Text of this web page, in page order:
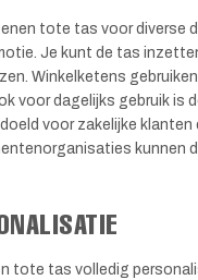
tote tas voor diverse
Je kunt de tas
Winkelketens
voor dagelijks gebruik is
voor zakelijke klanten
kunnen
tote tas volledig